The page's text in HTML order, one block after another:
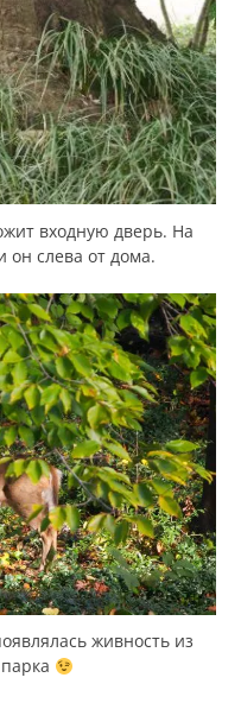
входную дверь. На
слева от дома.
живность из